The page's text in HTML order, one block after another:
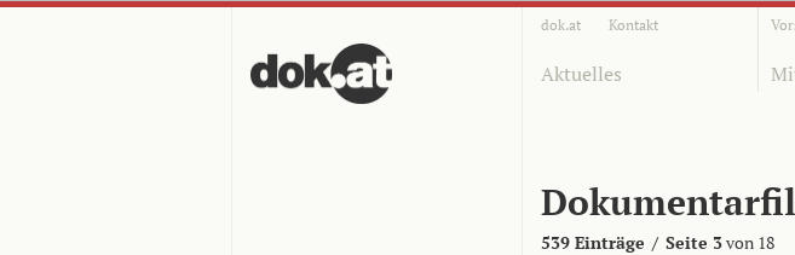
dok.at Kontakt
Aktuelles
539 Einträge / Seite 3von 18